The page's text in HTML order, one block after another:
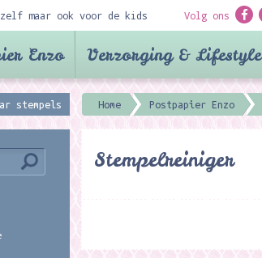
maar ook voor de kids Volg ons
Enzo Verzorging & Lifestyle
stempels Home Postpapier Enzo
Stempelreiniger